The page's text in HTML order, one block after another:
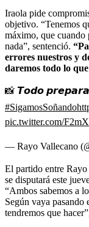
Iraola pide
objetivo. “Tenemos
máximo, que cuando
nada”, sentenció.
errores nuestros y
daremos todo lo
📸 𝙏𝙤𝙙𝙤
#SigamosSoñando
pic.twitter.com/
— Rayo Vallecano
El partido entre
se disputará este
“Ambos sabemos a
Según vaya pasando
tendremos que